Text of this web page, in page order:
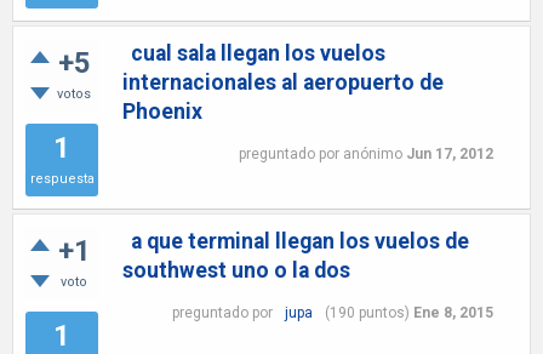
+5
votos
1
respuesta
cual sala llegan los vuelos
internacionales al aeropuerto de
Phoenix
preguntado por anónimo Jun 17, 2012
+1
voto
1
a que terminal llegan los vuelos de
southwest uno o la dos
preguntado por jupa (190 puntos) Ene 8, 2015